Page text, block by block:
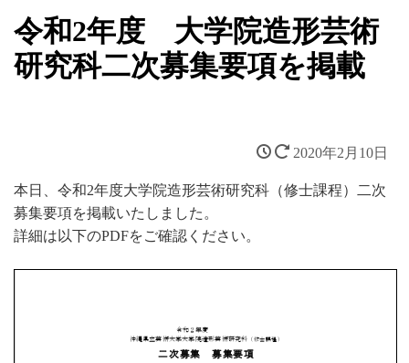
令和2年度 大学院造形芸術
研究科二次募集要項を掲載
2020年2月10日
本日、令和2年度大学院造形芸術研究科（修士課程）二次
募集要項を掲載いたしました。
詳細は以下のPDFをご確認ください。